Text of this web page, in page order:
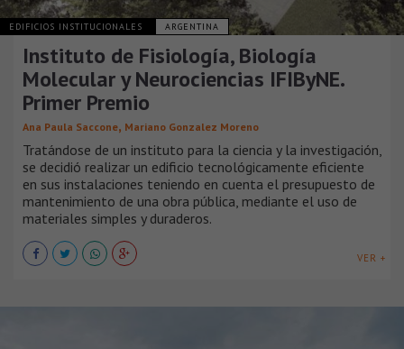
EDIFICIOS INSTITUCIONALES ARGENTINA
Instituto de Fisiología, Biología
Molecular y Neurociencias IFIByNE.
Primer Premio
Ana Paula Saccone, Mariano Gonzalez Moreno
Tratándose de un instituto para la ciencia y la investigación,
se decidió realizar un edificio tecnológicamente eficiente
en sus instalaciones teniendo en cuenta el presupuesto de
mantenimiento de una obra pública, mediante el uso de
materiales simples y duraderos.
VER +